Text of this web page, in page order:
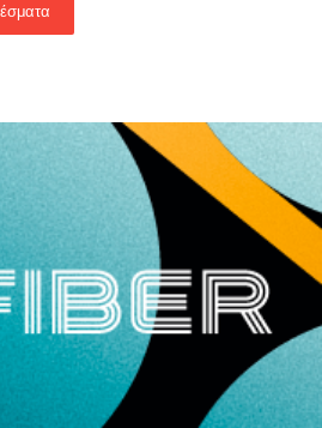
- Advertisement -